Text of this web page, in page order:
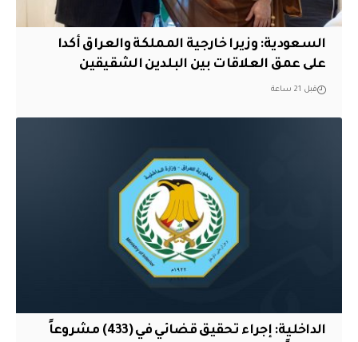
السعودية: وزيرا خارجية المملكة والعراق أكدا
على عمق العلاقات بين البلدين الشقيقين
قبل 21 ساعة
الداخلية: إجراء تحقيق قضائي في (433) مشروعاً